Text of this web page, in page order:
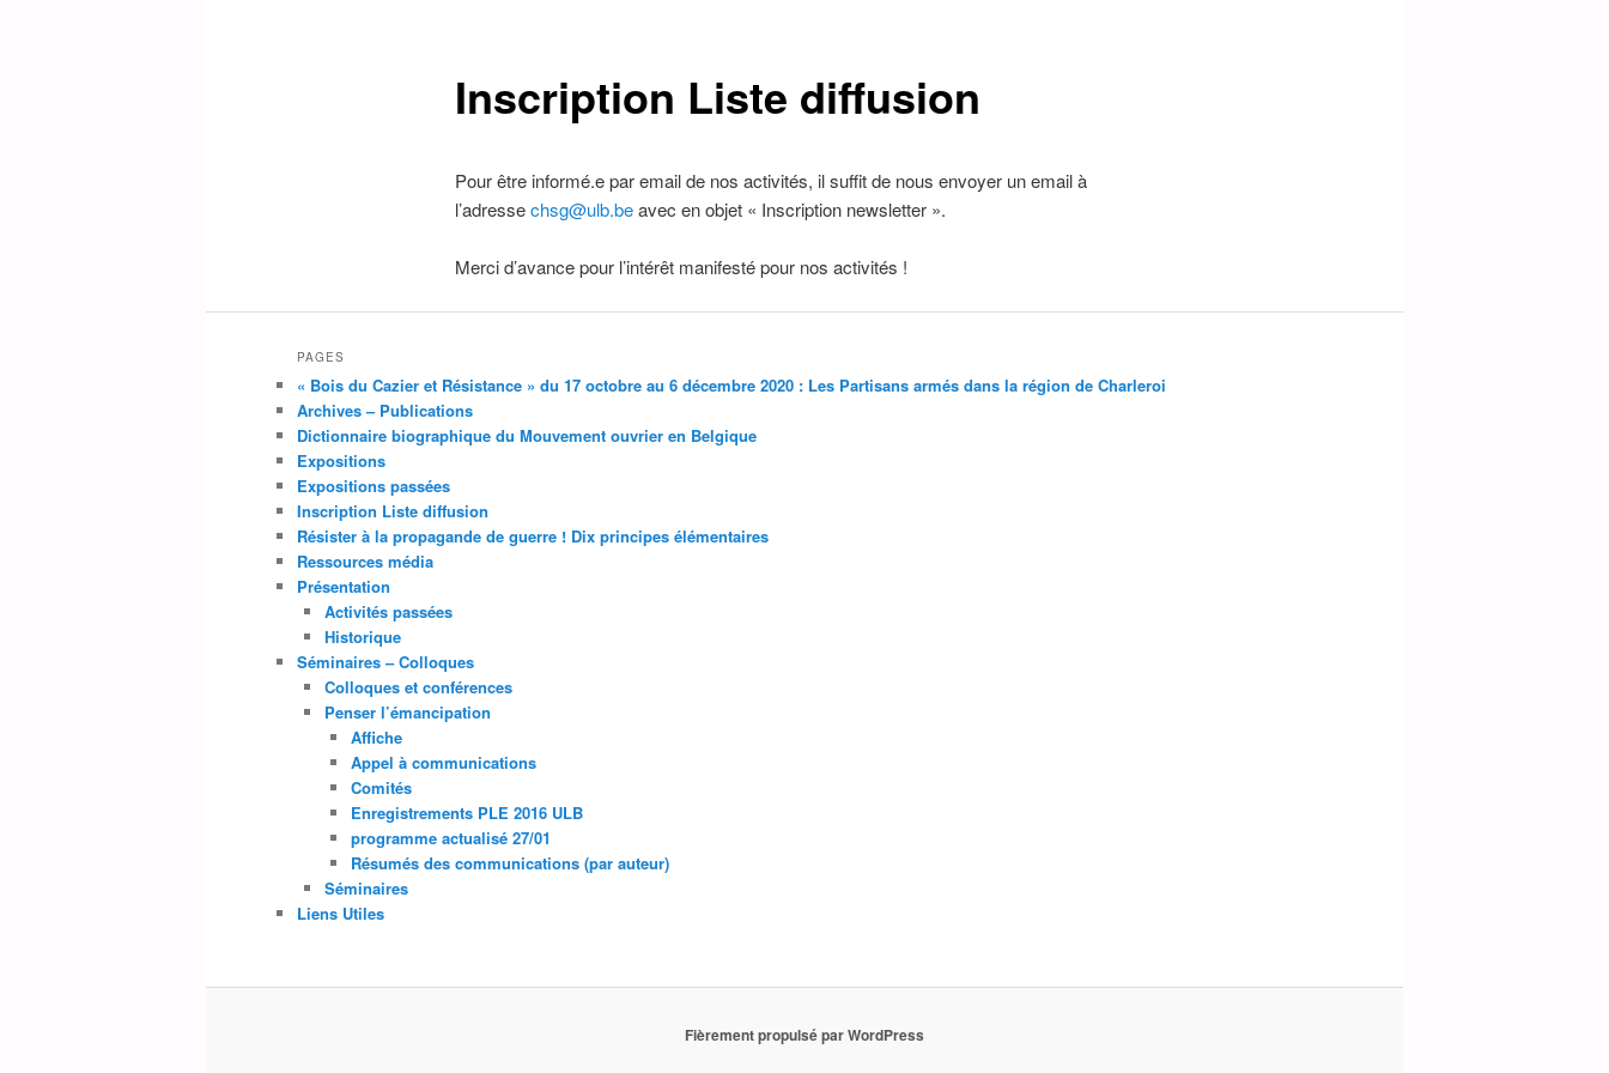
Inscription Liste diffusion
Pour être informé.e par email de nos activités, il suffit de nous envoyer un email à
l’adressechsg@ulb.beavec en objet « Inscription newsletter ».
Merci d’avance pour l’intérêt manifesté pour nos activités !
PAGES
« Bois du Cazier et Résistance » du 17 octobre au 6 décembre 2020 : Les Partisans armés dans la région de Charleroi
Archives – Publications
Dictionnaire biographique du Mouvement ouvrier en Belgique
Expositions
Expositions passées
Inscription Liste diffusion
Résister à la propagande de guerre ! Dix principes élémentaires
Ressources média
Présentation
Activités passées
Historique
Séminaires – Colloques
Colloques et conférences
Penser l’émancipation
Affiche
Appel à communications
Comités
Enregistrements PLE 2016 ULB
programme actualisé 27/01
Résumés des communications (par auteur)
Séminaires
Liens Utiles
Fièrement propulsé par WordPress